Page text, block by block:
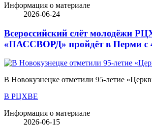
Информация о материале
2026-06-24
Всероссийский слёт молодёжи
«ПАССВОРД» пройдёт в Перми с
В Новокузнецке отметили 95-летие
В РЦХВЕ
Информация о материале
2026-06-15